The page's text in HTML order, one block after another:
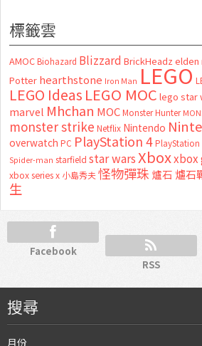
標籤雲
AMOC Biohazard Blizzard BrickHeadz elden
Potter hearthstone Iron Man LEGO
LEGO Ideas LEGO MOC lego star
marvel Mhchan MOC Monster Hunter
monster strike Netflix Nintendo
overwatch PC PlayStation 4 PlayStation
Spider-man starfield star wars Xboxxbox
xbox series x 小島秀夫怪物彈珠 爐石 爐石
生
Facebook
RSS
搜尋
月份